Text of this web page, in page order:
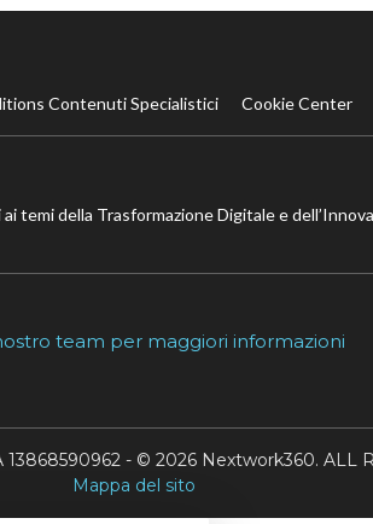
Contenuti Specialistici Cookie Center
della Trasformazione Digitale e
team per maggiori informazioni
- © 2026 Nextwork360. ALL
Mappa del sito